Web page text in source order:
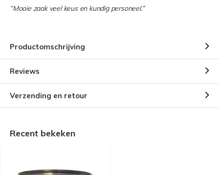
“Mooie zaak veel keus en kundig personeel.”
Productomschrijving
Reviews
Verzending en retour
Recent bekeken